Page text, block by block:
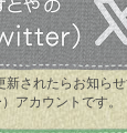
新されたらお知ら
アカウントです。